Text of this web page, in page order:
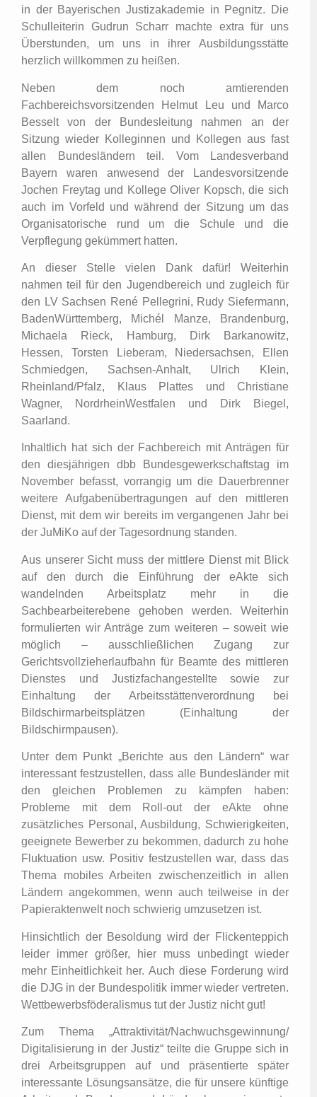
in der Bayerischen Justizakademie in Pegnitz. Die
Schulleiterin Gudrun Scharr machte extra für uns
Überstunden, um uns in ihrer Ausbildungsstätte
herzlich willkommen zu heißen.
Neben dem noch amtierenden
Fachbereichsvorsitzenden Helmut Leu und Marco
Besselt von der Bundesleitung nahmen an der
Sitzung wieder Kolleginnen und Kollegen aus fast
allen Bundesländern teil. Vom Landesverband
Bayern waren anwesend der Landesvorsitzende
Jochen Freytag und Kollege Oliver Kopsch, die sich
auch im Vorfeld und während der Sitzung um das
Organisatorische rund um die Schule und die
Verpflegung gekümmert hatten.
An dieser Stelle vielen Dank dafür! Weiterhin
nahmen teil für den Jugendbereich und zugleich für
den LV Sachsen René Pellegrini, Rudy Siefermann,
BadenWürttemberg, Michél Manze, Brandenburg,
Michaela Rieck, Hamburg, Dirk Barkanowitz,
Hessen, Torsten Lieberam, Niedersachsen, Ellen
Schmiedgen, Sachsen-Anhalt, Ulrich Klein,
Rheinland/Pfalz, Klaus Plattes und Christiane
Wagner, NordrheinWestfalen und Dirk Biegel,
Saarland.
Inhaltlich hat sich der Fachbereich mit Anträgen für
den diesjährigen dbb Bundesgewerkschaftstag im
November befasst, vorrangig um die Dauerbrenner
weitere Aufgabenübertragungen auf den mittleren
Dienst, mit dem wir bereits im vergangenen Jahr bei
der JuMiKo auf der Tagesordnung standen.
Aus unserer Sicht muss der mittlere Dienst mit Blick
auf den durch die Einführung der eAkte sich
wandelnden Arbeitsplatz mehr in die
Sachbearbeiterebene gehoben werden. Weiterhin
formulierten wir Anträge zum weiteren – soweit wie
möglich – ausschließlichen Zugang zur
Gerichtsvollzieherlaufbahn für Beamte des mittleren
Dienstes und Justizfachangestellte sowie zur
Einhaltung der Arbeitsstättenverordnung bei
Bildschirmarbeitsplätzen (Einhaltung der
Bildschirmpausen).
Unter dem Punkt „Berichte aus den Ländern“ war
interessant festzustellen, dass alle Bundesländer mit
den gleichen Problemen zu kämpfen haben:
Probleme mit dem Roll-out der eAkte ohne
zusätzliches Personal, Ausbildung, Schwierigkeiten,
geeignete Bewerber zu bekommen, dadurch zu hohe
Fluktuation usw. Positiv festzustellen war, dass das
Thema mobiles Arbeiten zwischenzeitlich in allen
Ländern angekommen, wenn auch teilweise in der
Papieraktenwelt noch schwierig umzusetzen ist.
Hinsichtlich der Besoldung wird der Flickenteppich
leider immer größer, hier muss unbedingt wieder
mehr Einheitlichkeit her. Auch diese Forderung wird
die DJG in der Bundespolitik immer wieder vertreten.
Wettbewerbsföderalismus tut der Justiz nicht gut!
Zum Thema „Attraktivität/Nachwuchsgewinnung/
Digitalisierung in der Justiz“ teilte die Gruppe sich in
drei Arbeitsgruppen auf und präsentierte später
interessante Lösungsansätze, die für unsere künftige